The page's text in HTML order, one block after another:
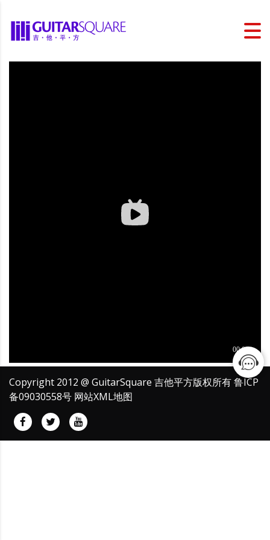
Copyright 2012 @ GuitarSquare 吉他平方版权所有鲁ICP
备09030558号 网站XML地图